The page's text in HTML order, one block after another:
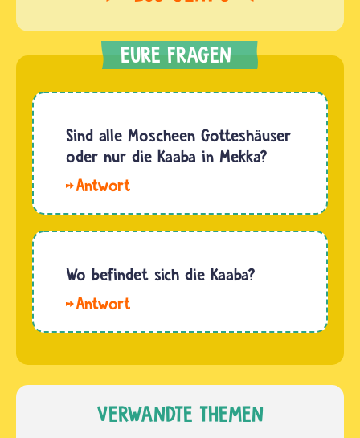
Sind alle Moscheen Gotteshäuser
oder nur die Kaaba in Mekka?
Moscheen
der
Das
bedeutet,
Musliminnen
Wo befindet sich die Kaaba?
Musliminnen
und
MuslimeVERWANDTE THEMEN